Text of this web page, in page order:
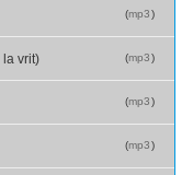
(mp3)
(mp3)
la vrit)
(mp3)
(mp3)